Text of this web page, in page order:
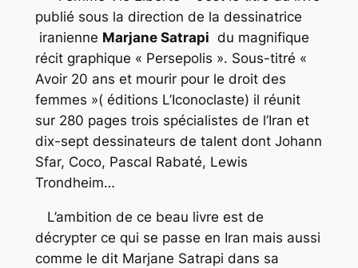
publié sous la direction de la dessinatrice
iranienne Marjane Satrapi du magnifique
récit graphique « Persepolis ». Sous-titré «
Avoir 20 ans et mourir pour le droit des
femmes »( éditions L’Iconoclaste) il réunit
sur 280 pages trois spécialistes de l’Iran et
dix-sept dessinateurs de talent dont Johann
Sfar, Coco, Pascal Rabaté, Lewis
Trondheim…
L’ambition de ce beau livre est de
décrypter ce qui se passe en Iran mais aussi
comme le dit Marjane Satrapi dans sa